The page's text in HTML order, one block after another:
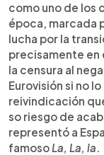
como uno de los
época, marcada
lucha por la
precisamente en
la censura al
Eurovisión si no
reivindicación
so riesgo de
representó a
famosoLa, La, la.